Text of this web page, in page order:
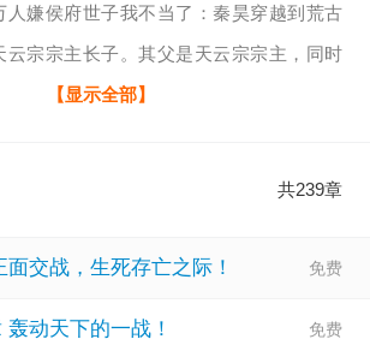
人嫌侯府世子我不当了：秦昊穿越到荒古
云宗宗主长子。其父是天云宗宗主，同时
数不多的武圣封王，他的母亲也身份尊
落几十年，好不容易盼来亲生父亲……却
管家，都对她弃如敝履，他的地位连一条
好在关键时刻，他解锁了人生选择系统！
【显示全部】
共239章
交战，生死存亡之际！
动天下的一战！